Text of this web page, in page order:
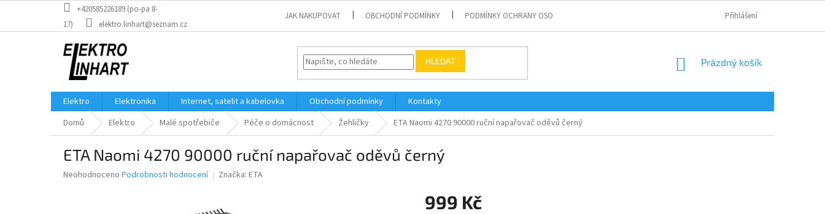
obsah
+420585226189 (po-pa 8-
17)
elektro.linhart@seznam.cz
JAK NAKUPOVAT OBCHODNÍ PODMÍNKY PODMÍNKY OCHRANY OSOBNÍCH ÚDAJŮ Přihlášení
HLEDAT
NÁKUPNÍ
Prázdný košík
Elektro Elektronika Internet, satelit a kabelovka Obchodní podmínky
Kontakty
Domů
Elektro Malé spotřebiče Péče o domácnost Žehličky ETA Naomi 4270 90000 ruční napařovač oděvů černý
ETA Naomi 4270 90000 ruční napařovač oděvů černý
Průměrné
Neohodnoceno Podrobnosti hodnocení Značka: ETA
999 Kč